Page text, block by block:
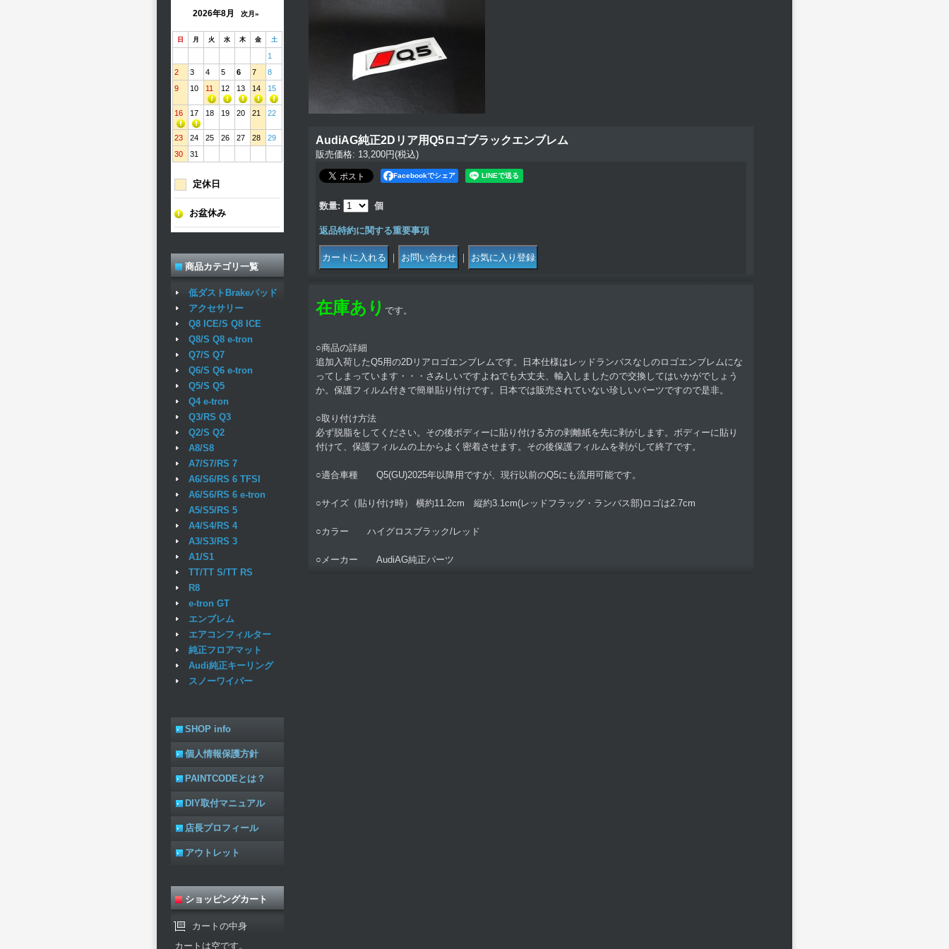
2026年8月 次月»
日 月 火 水 木 金 土
1
2
3 4 5 6 7
8
9
10 11 12 13 14 15
16 17 18 19 20 21 22
23 24 25 26 27 28
29
30
31
定休日
お盆休み
商品カテゴリ一覧
低ダストBrakeパッド
アクセサリー
Q8 ICE/S Q8 ICE
Q8/S Q8 e-tron
Q7/S Q7
Q6/S Q6 e-tron
Q5/S Q5
Q4 e-tron
Q3/RS Q3
Q2/S Q2
A8/S8
A7/S7/RS 7
A6/S6/RS 6 TFSI
A6/S6/RS 6 e-tron
A5/S5/RS 5
A4/S4/RS 4
A3/S3/RS 3
A1/S1
TT/TT S/TT RS
R8
e-tron GT
エンブレム
エアコンフィルター
純正フロアマット
Audi純正キーリング
スノーワイパー
SHOP info
個人情報保護方針
PAINTCODEとは？
DIY取付マニュアル
店長プロフィール
アウトレット
ショッピングカート
カートの中身
カートは空です。
AudiAG純正2Dリア用Q5ロゴブラックエンブレム
販売価格: 13,200円(税込)
Facebookでシェア
数量: 個
返品特約に関する重要事項
｜ ｜
在庫あり です。
○商品の詳細
追加入荷したQ5用の2Dリアロゴエンブレムです。日本仕様はレッドランバスなしのロゴエンブレムにな
ってしまっています・・・さみしいですよねでも大丈夫、輸入しましたので交換してはいかがでしょう
か。保護フィルム付きで簡単貼り付けです。日本では販売されていない珍しいパーツですので是非。
○取り付け方法
必ず脱脂をしてください。その後ボディーに貼り付ける方の剥離紙を先に剥がします。ボディーに貼り
付けて、保護フィルムの上からよく密着させます。その後保護フィルムを剥がして終了です。
○適合車種 Q5(GU)2025年以降用ですが、現行以前のQ5にも流用可能です。
○サイズ（貼り付け時） 横約11.2cm 縦約3.1cm(レッドフラッグ・ランバス部)ロゴは2.7cm
○カラー ハイグロスブラック/レッド
○メーカー AudiAG純正パーツ